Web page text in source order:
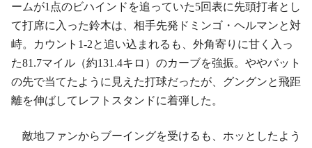
ームが1点のビハインドを追っていた5回表に先頭打者とし
て打席に入った鈴木は、相手先発ドミンゴ・ヘルマンと対
峙。カウント1-2と追い込まれるも、外角寄りに甘く入っ
た81.7マイル（約131.4キロ）のカーブを強振。ややバット
の先で当てたように見えた打球だったが、グングンと飛距
離を伸ばしてレフトスタンドに着弾した。
敵地ファンからブーイングを受けるも、ホッとしたよう